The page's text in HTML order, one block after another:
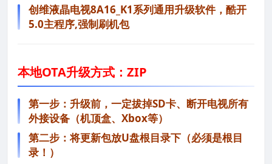
创维液晶电视8A16_K1系列通用升级软件，酷开
5.0主程序,强制刷机包
本地OTA升级方式：ZIP
第一步：升级前，一定拔掉SD卡、断开电视所有
外接设备（机顶盒、Xbox等）
第二步：将更新包放U盘根目录下（必须是根目
录！）